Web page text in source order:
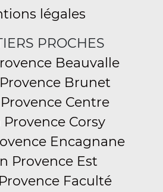
légales
PROCHES
Beauvalle
Brunet
Centre
Provence Corsy
Encagnane
Provence Est
Faculté